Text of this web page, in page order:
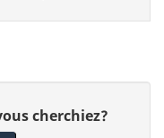
cherchiez?